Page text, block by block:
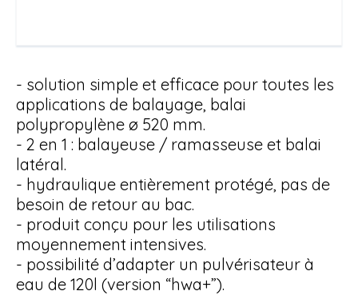
- solution simple et efficace pour toutes les
applications de balayage, balai
polypropylène ø 520 mm.
- 2 en 1 : balayeuse / ramasseuse et balai
latéral.
- hydraulique entièrement protégé, pas de
besoin de retour au bac.
- produit conçu pour les utilisations
moyennement intensives.
- possibilité d’adapter un pulvérisateur à
eau de 120l (version “hwa+”).